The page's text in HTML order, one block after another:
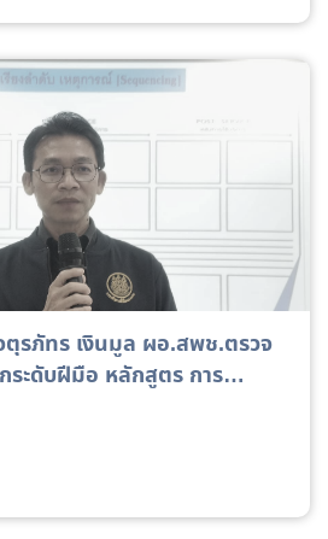
รภัทร เงินมูล ผอ.สพช.ตรวจ
ระดับฝีมือ หลักสูตร การ